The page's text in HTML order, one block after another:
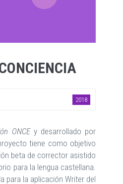
2018
ONCEy desarrollado por
tiene como objetivo
beta de corrector asistido
para la lengua castellana.
para la aplicación Writer del